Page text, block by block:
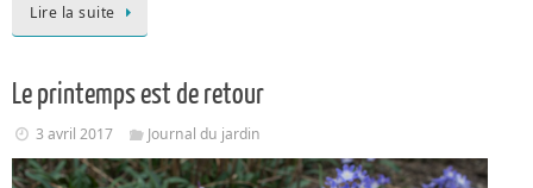
Lire la suite
Le printemps est de retour
3 avril 2017 Journal du jardin